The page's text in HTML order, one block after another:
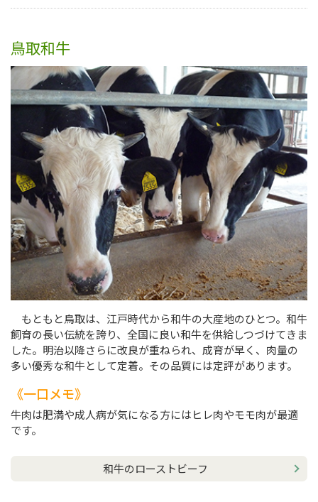
鳥取和牛
もともと鳥取は、江戸時代から和牛の大産地のひとつ。和牛
飼育の長い伝統を誇り、全国に良い和牛を供給しつづけてきま
した。明治以降さらに改良が重ねられ、成育が早く、肉量の
多い優秀な和牛として定着。その品質には定評があります。
一口メモ
牛肉は肥満や成人病が気になる方にはヒレ肉やモモ肉が最適
です。
和牛のローストビーフ